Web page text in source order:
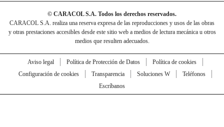
© CARACOL S.A. Todos los derechos reservados.
CARACOL S.A. realiza una reserva expresa de las reproducciones y usos de las obras
y otras prestaciones accesibles desde este sitio web a medios de lectura mecánica u otros
medios que resulten adecuados.
Aviso legal Política de Protección de Datos
Política de cookies
Configuración de cookies
Transparencia Soluciones W
Teléfonos
Escríbanos